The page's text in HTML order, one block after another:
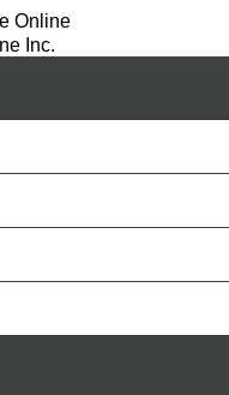
Online
Inc.